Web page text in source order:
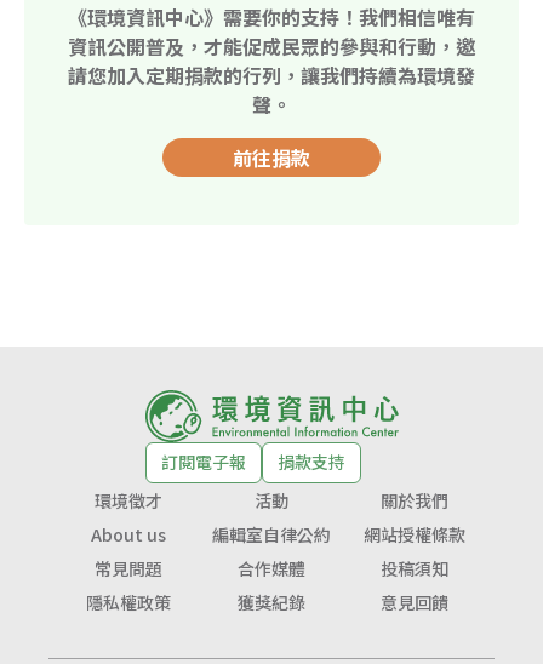
《環境資訊中心》需要你的支持！我們相信唯有
資訊公開普及，才能促成民眾的參與和行動，邀
請您加入定期捐款的行列，讓我們持續為環境發
聲。
前往捐款
訂閱電子報
捐款支持
環境徵才
活動
關於我們
About us
編輯室自律公約
網站授權條款
常見問題
合作媒體
投稿須知
隱私權政策
獲獎紀錄 意見回饋